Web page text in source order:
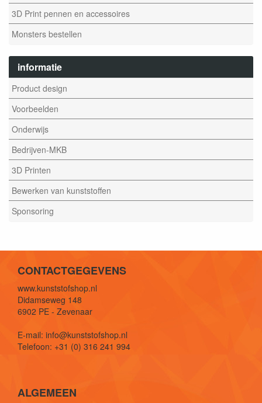
3D Print pennen en accessoires
Monsters bestellen
informatie
Product design
Voorbeelden
Onderwijs
Bedrijven-MKB
3D Printen
Bewerken van kunststoffen
Sponsoring
CONTACTGEGEVENS
www.kunststofshop.nl
Didamseweg 148
6902 PE - Zevenaar
E-mail: info@kunststofshop.nl
Telefoon: +31 (0) 316 241 994
ALGEMEEN